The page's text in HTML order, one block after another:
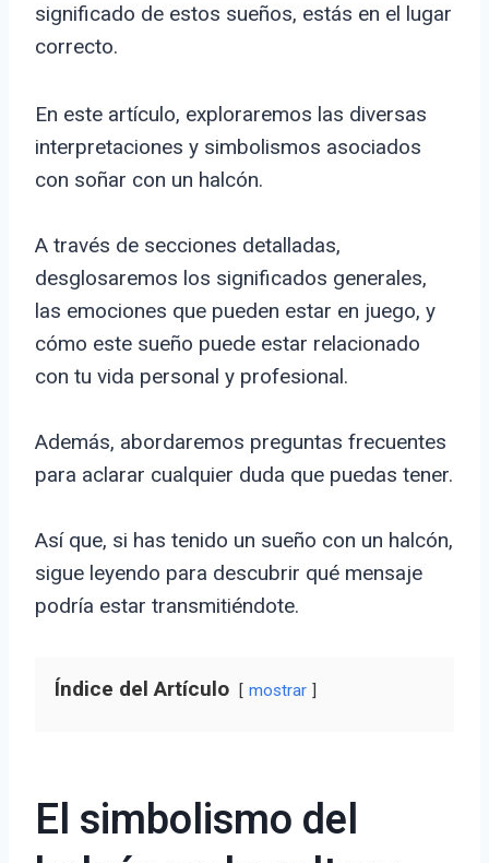
significado de estos sueños, estás en el lugar
correcto.
En este artículo, exploraremos las diversas
interpretaciones y simbolismos asociados
con soñar con un halcón.
A través de secciones detalladas,
desglosaremos los significados generales,
las emociones que pueden estar en juego, y
cómo este sueño puede estar relacionado
con tu vida personal y profesional.
Además, abordaremos preguntas frecuentes
para aclarar cualquier duda que puedas tener.
Así que, si has tenido un sueño con un halcón,
sigue leyendo para descubrir qué mensaje
podría estar transmitiéndote.
Índice del Artículo mostrar
El simbolismo del